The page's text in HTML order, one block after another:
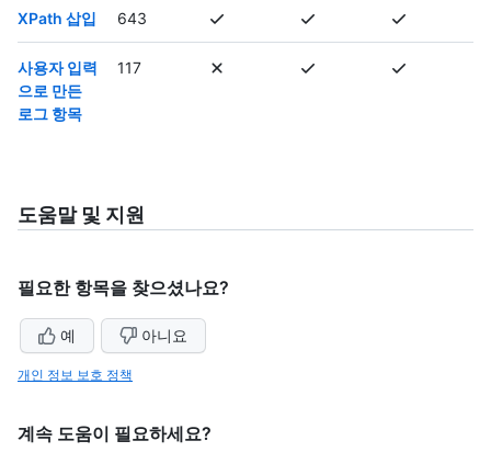
XPath 삽입 643
사용자 입력
으로 만든
로그 항목
117
도움말 및 지원
필요한 항목을 찾으셨나요?
예 아니요
개인 정보 보호 정책
계속 도움이 필요하세요?